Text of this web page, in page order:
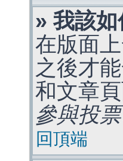
» 我該
在版面
之後才
和文章
參與投
回頂端